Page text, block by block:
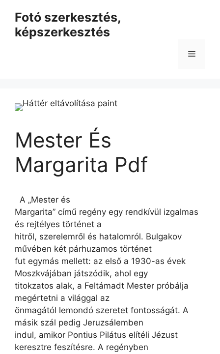
tartalomba
Fotó szerkesztés,
képszerkesztés
Menü
Mester És
Margarita Pdf
A „Mester és
Margarita” című regény egy rendkívül izgalmas
és rejtélyes történet a
hitről, szerelemről és hatalomról. Bulgakov
művében két párhuzamos történet
fut egymás mellett: az első a 1930-as évek
Moszkvájában játszódik, ahol egy
titokzatos alak, a Feltámadt Mester próbálja
megértetni a világgal az
önmagától lemondó szeretet fontosságát. A
másik szál pedig Jeruzsálemben
indul, amikor Pontius Pilátus elítéli Jézust
keresztre feszítésre. A regényben